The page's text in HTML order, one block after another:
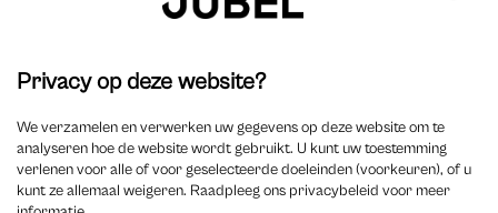
Auteurs
Overzicht auteurs
Auteur worden?